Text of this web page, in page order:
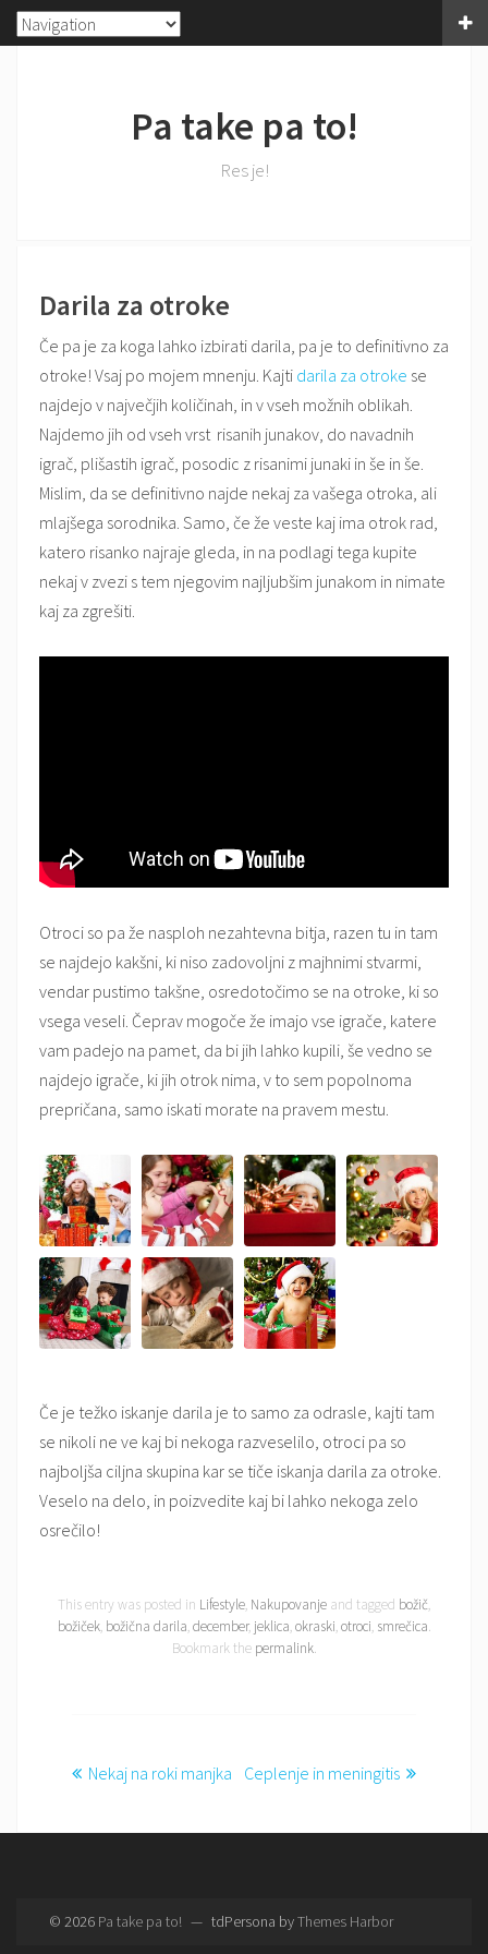
Pa take pa to!
Res je!
Darila za otroke
Če pa je za koga lahko izbirati darila, pa je to definitivno za
otroke! Vsaj po mojem mnenju. Kajti darila za otroke se
najdejo v največjih količinah, in v vseh možnih oblikah.
Najdemo jih od vseh vrst risanih junakov, do navadnih
igrač, plišastih igrač, posodic z risanimi junaki in še in še.
Mislim, da se definitivno najde nekaj za vašega otroka, ali
mlajšega sorodnika. Samo, če že veste kaj ima otrok rad,
katero risanko najraje gleda, in na podlagi tega kupite
nekaj v zvezi s tem njegovim najljubšim junakom in nimate
kaj za zgrešiti.
Otroci so pa že nasploh nezahtevna bitja, razen tu in tam
se najdejo kakšni, ki niso zadovoljni z majhnimi stvarmi,
vendar pustimo takšne, osredotočimo se na otroke, ki so
vsega veseli. Čeprav mogoče že imajo vse igrače, katere
vam padejo na pamet, da bi jih lahko kupili, še vedno se
najdejo igrače, ki jih otrok nima, v to sem popolnoma
prepričana, samo iskati morate na pravem mestu.
Če je težko iskanje darila je to samo za odrasle, kajti tam
se nikoli ne ve kaj bi nekoga razveselilo, otroci pa so
najboljša ciljna skupina kar se tiče iskanja darila za otroke.
Veselo na delo, in poizvedite kaj bi lahko nekoga zelo
osrečilo!
This entry was posted in Lifestyle, Nakupovanje and tagged božič,
božiček, božična darila,december, jeklica,okraski,otroci, smrečica.
Bookmark the permalink.
Post
Nekaj na roki manjka Ceplenje in meningitis
© 2026 Pa take pa to! — tdPersona byThemes Harbor